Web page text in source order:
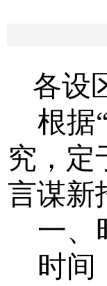
各设
根据“
究，定
言谋新
一、
时间